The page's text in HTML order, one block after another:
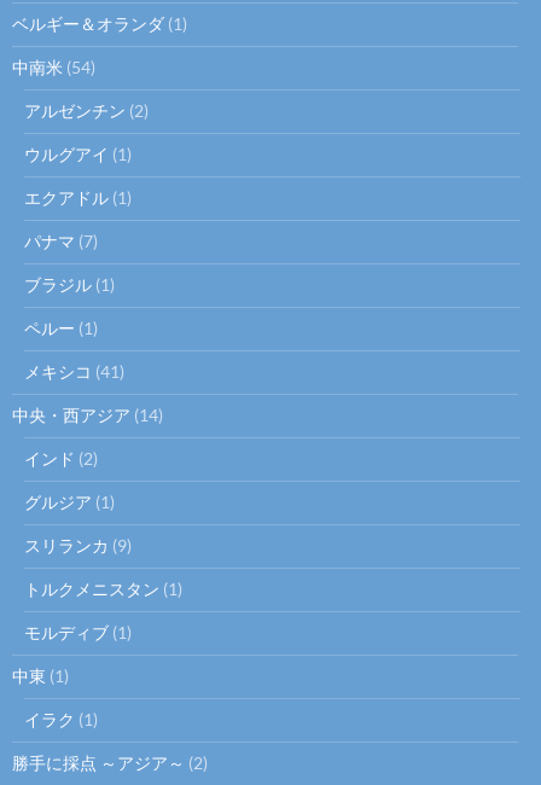
ベルギー＆オランダ (1)
中南米 (54)
アルゼンチン (2)
ウルグアイ (1)
エクアドル (1)
パナマ (7)
ブラジル (1)
ペルー (1)
メキシコ (41)
中央・西アジア (14)
インド (2)
グルジア (1)
スリランカ (9)
トルクメニスタン (1)
モルディブ (1)
中東 (1)
イラク (1)
勝手に採点 ～アジア～ (2)